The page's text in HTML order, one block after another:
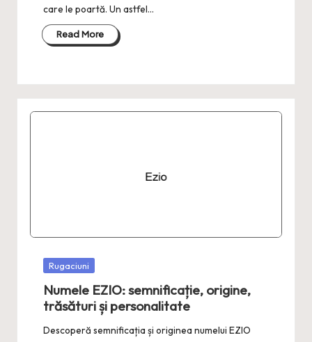
care le poartă. Un astfel…
Read More
Posted
Rugaciuni
Numele EZIO: semnificație, origine,
trăsături și personalitate
Descoperă semnificația și originea numelui EZIO